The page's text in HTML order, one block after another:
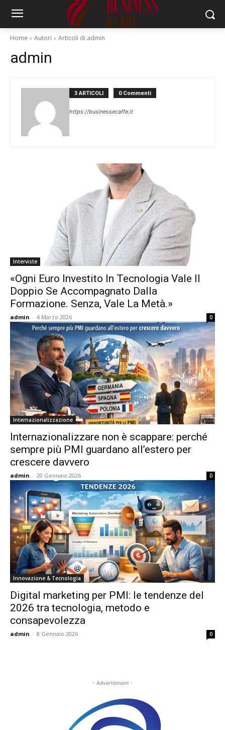
Home Autori Articoli di admin
admin
3 ARTICOLI 0 Commenti
https://businessecaffe.it
Interviste
«Ogni Euro Investito In Tecnologia Vale Il
Doppio Se Accompagnato Dalla
Formazione. Senza, Vale La Metà.»
admin - 4 Marzo 2026 0
Internazionalizzazione
Internazionalizzare non è scappare: perché
sempre più PMI guardano all’estero per
crescere davvero
admin - 20 Gennaio 2026 0
Innovazione & Tecnologia
Digital marketing per PMI: le tendenze del
2026 tra tecnologia, metodo e
consapevolezza
admin - 8 Gennaio 2026 0
- Advertisment -